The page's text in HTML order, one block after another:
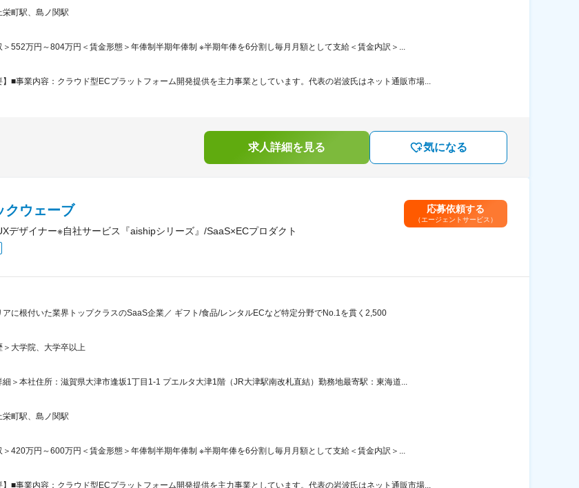
栄町駅、島ノ関駅
＞552万円～804万円＜賃金形態＞年俸制半期年俸制 ※半期年俸を6分割し毎月月額として支給＜賃金内訳＞...
】■事業内容：クラウド型ECプラットフォーム開発提供を主力事業としています。代表の岩波氏はネット通販市場...
求人詳細を見る 気になる
クウェーブ
デザイナー※自社サービス『aishipシリーズ』/SaaS×ECプロダクト
応募依頼する
（エージェントサービス）
アに根付いた業界トップクラスのSaaS企業／ ギフト/食品/レンタルECなど特定分野でNo.1を貫く2,500
＞大学院、大学卒以上
細＞本社住所：滋賀県大津市逢坂1丁目1-1 プエルタ大津1階（JR大津駅南改札直結）勤務地最寄駅：東海道...
栄町駅、島ノ関駅
＞420万円～600万円＜賃金形態＞年俸制半期年俸制 ※半期年俸を6分割し毎月月額として支給＜賃金内訳＞...
】■事業内容：クラウド型ECプラットフォーム開発提供を主力事業としています。代表の岩波氏はネット通販市場...